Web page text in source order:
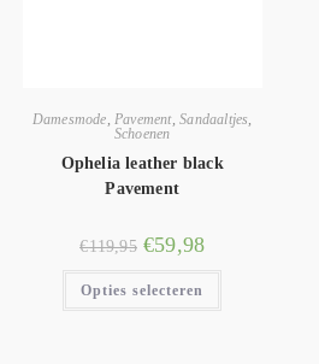
Damesmode Pavement,Sandaaltjes
Schoenen
Ophelia leather black
Pavement
€119,95 €59,98
Opties selecteren